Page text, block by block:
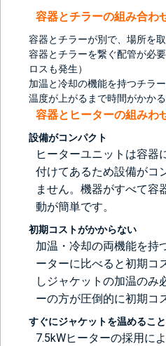
容器とチラーの組み合わ
容器とチラーが別で、場所を
容器とチラーを繋ぐ配管が必
ロスも発生）
加温と冷却の機能を持つチラ
温度が上がるまで時間がかかる
容器とヒーターの組みわ
設備がコンパクト
ヒーターユニットは容器
付けてあるため設備がコ
ません。機器がすべて容
動が簡単です。
初期コストがかからない
加温・冷却の両機能を持
ーターに比べると初期コ
しジャケットの加温のみ
ーの方が圧倒的に初期コ
すぐにジャケットを温めるこ
7.5kWヒーターの採用に